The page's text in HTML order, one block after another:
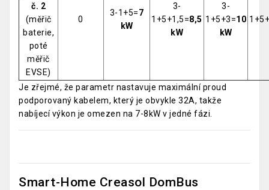
č. 2
(měřič
baterie,
poté
měřič
EVSE)
0
3-1+5=7
kW
3-
1+5+1,5=8,5
kW
3-
1+5+3=10
kW
Je zřejmé, že parametr nastavuje maximální proud
podporovaný kabelem, který je obvykle 32A, takže
nabíjecí výkon je omezen na 7-8kW v jedné fázi.
Smart-Home Creasol DomBus